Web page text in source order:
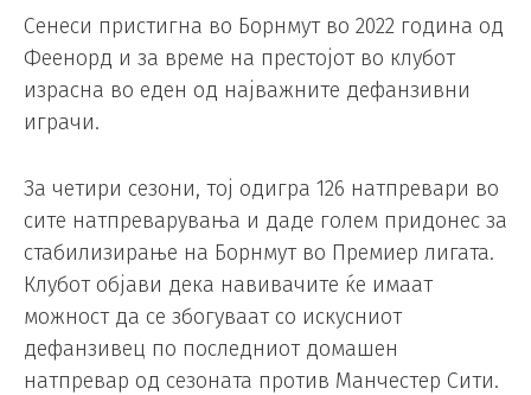
Сенеси пристигна во Борнмут во 2022 година од
Феенорд и за време на престојот во клубот
израсна во еден од најважните дефанзивни
играчи.
За четири сезони, тој одигра 126 натпревари во
сите натпреварувања и даде голем придонес за
стабилизирање на Борнмут во Премиер лигата.
Клубот објави дека навивачите ќе имаат
можност да се збогуваат со искусниот
дефанзивец по последниот домашен
натпревар од сезоната против Манчестер Сити.